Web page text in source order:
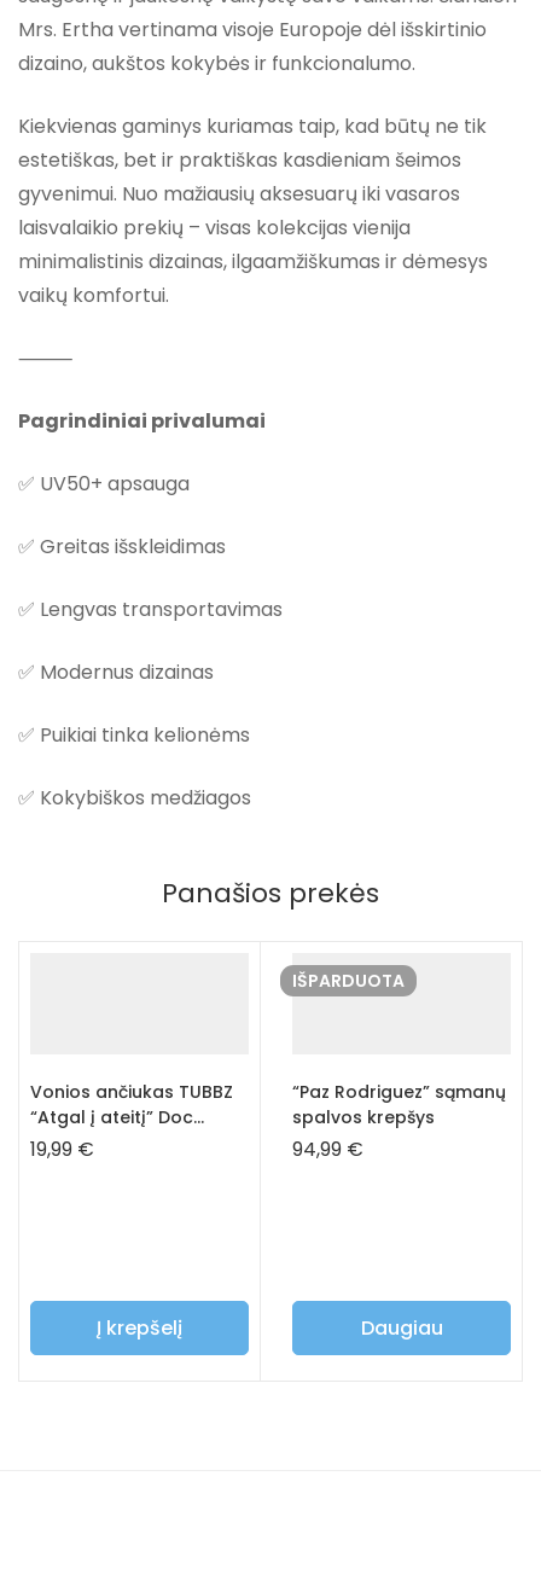
Mrs. Ertha vertinama visoje Europoje dėl išskirtinio
dizaino, aukštos kokybės ir funkcionalumo.
Kiekvienas gaminys kuriamas taip, kad būtų ne tik
estetiškas, bet ir praktiškas kasdieniam šeimos
gyvenimui. Nuo mažiausių aksesuarų iki vasaros
laisvalaikio prekių – visas kolekcijas vienija
minimalistinis dizainas, ilgaamžiškumas ir dėmesys
vaikų komfortui.
⸻
Pagrindiniai privalumai
✅ UV50+ apsauga
✅ Greitas išskleidimas
✅ Lengvas transportavimas
✅ Modernus dizainas
✅ Puikiai tinka kelionėms
✅ Kokybiškos medžiagos
Panašios prekės
Vonios ančiukas TUBBZ
“Atgal į ateitį” Doc
Brown
19,99 €
Į krepšelį
IŠPARDUOTA
“Paz Rodriguez” sąmanų
spalvos krepšys
94,99 €
Daugiau